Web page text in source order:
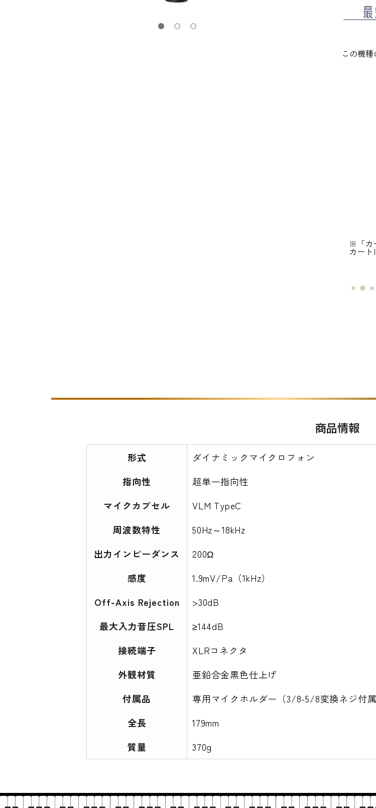
この機
※「カ
カート
商品情報
形式
ダイナミックマイクロフォン
指向性
超単一指向性
マイクカプセル
VLM TypeC
周波数特性
50Hz～18kHz
出力インピーダンス
200Ω
感度
1.9mV/Pa（1kHz）
Off-Axis Rejection
>30dB
最大入力音圧SPL
≥144dB
接続端子
XLRコネクタ
外観材質
亜鉛合金黒色仕上げ
付属品
専用マイクホルダー（3/8-5/8変換ネジ付
全長
179mm
質量
370g